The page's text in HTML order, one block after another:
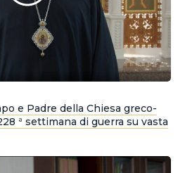
e Padre della Chiesa greco-
ª settimana di guerra su vasta